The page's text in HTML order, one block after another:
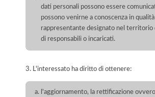
dati personali possono essere
possono venirne a conoscenza in qualità
rappresentante designato nel territorio
di responsabili o incaricati.
3. L'interessato ha diritto di ottenere:
l'aggiornamento, la rettificazione